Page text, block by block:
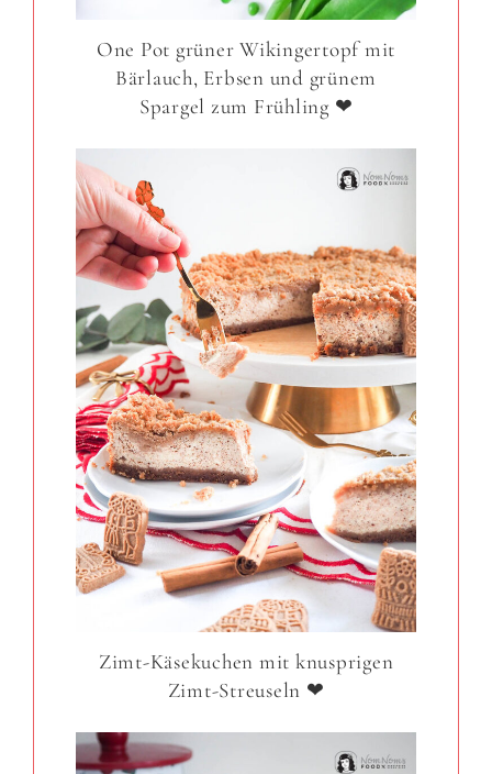
One Pot grüner Wikingertopf mit
Bärlauch, Erbsen und grünem
Spargel zum Frühling ❤
Zimt-Käsekuchen mit knusprigen
Zimt-Streuseln ❤